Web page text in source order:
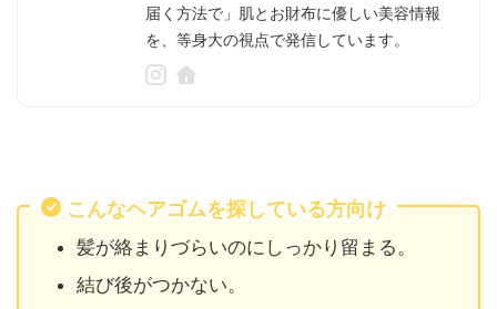
届く方法で」肌とお財布に優しい美容情報
を、等身大の視点で発信しています。
こんなヘアゴムを探している方向け
髪が絡まりづらいのにしっかり留まる。
結び後がつかない。